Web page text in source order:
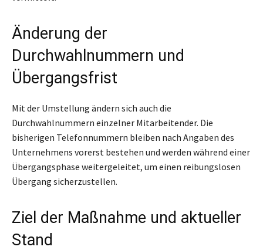
Änderung der
Durchwahlnummern und
Übergangsfrist
Mit der Umstellung ändern sich auch die
Durchwahlnummern einzelner Mitarbeitender. Die
bisherigen Telefonnummern bleiben nach Angaben des
Unternehmens vorerst bestehen und werden während einer
Übergangsphase weitergeleitet, um einen reibungslosen
Übergang sicherzustellen.
Ziel der Maßnahme und aktueller
Stand